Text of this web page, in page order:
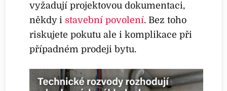
vyžadují projektovou dokumentaci,
někdy istavební povolení. Bez toho
riskujete pokutu ale i komplikace při
případném prodeji bytu.